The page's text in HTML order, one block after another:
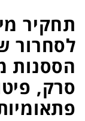
של טראמפ
הגרעינית
במשחק חסר החשיבות
פיפ״א: הכסף הערבי
תחקיר
לסחרור
הססנות
סרק,